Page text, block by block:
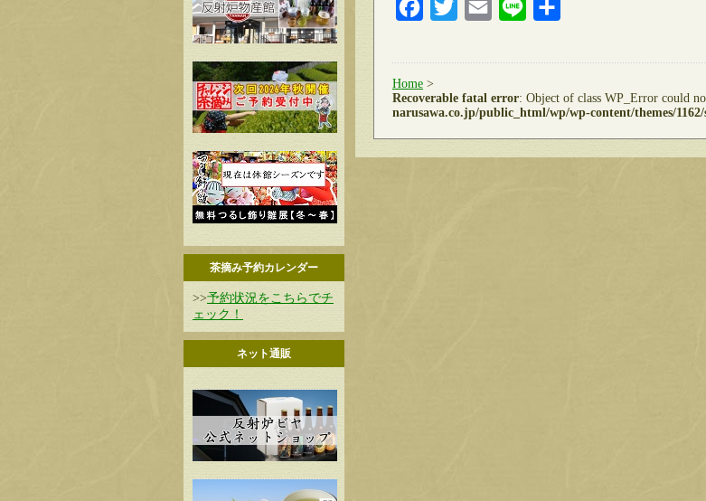
茶摘み予約カレンダー
>>予約状況をこちらでチ
ェック！
ネット通販
FacebookTwitter Email Line
Home >
Recoverable fatal error: Object of class WP_Error could
narusawa.co.jp/public_html/wp/wp-content/themes/